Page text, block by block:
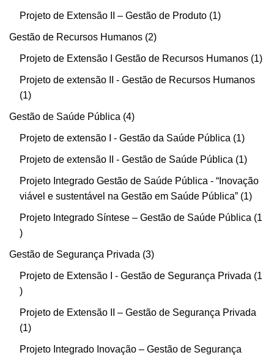
Projeto de Extensão II – Gestão de Produto 1
Gestão de Recursos Humanos 2
Projeto de Extensão I Gestão de Recursos Humanos 1
Projeto de extensão II - Gestão de Recursos Humanos
1
Gestão de Saúde Pública 4
Projeto de extensão I - Gestão da Saúde Pública 1
Projeto de extensão II - Gestão de Saúde Pública 1
Projeto Integrado Gestão de Saúde Pública - “Inovação
viável e sustentável na Gestão em Saúde Pública” 1
Projeto Integrado Síntese – Gestão de Saúde Pública 1
Gestão de Segurança Privada 3
Projeto de Extensão I - Gestão de Segurança Privada 1
Projeto de Extensão II – Gestão de Segurança Privada
1
Projeto Integrado Inovação – Gestão de Segurança